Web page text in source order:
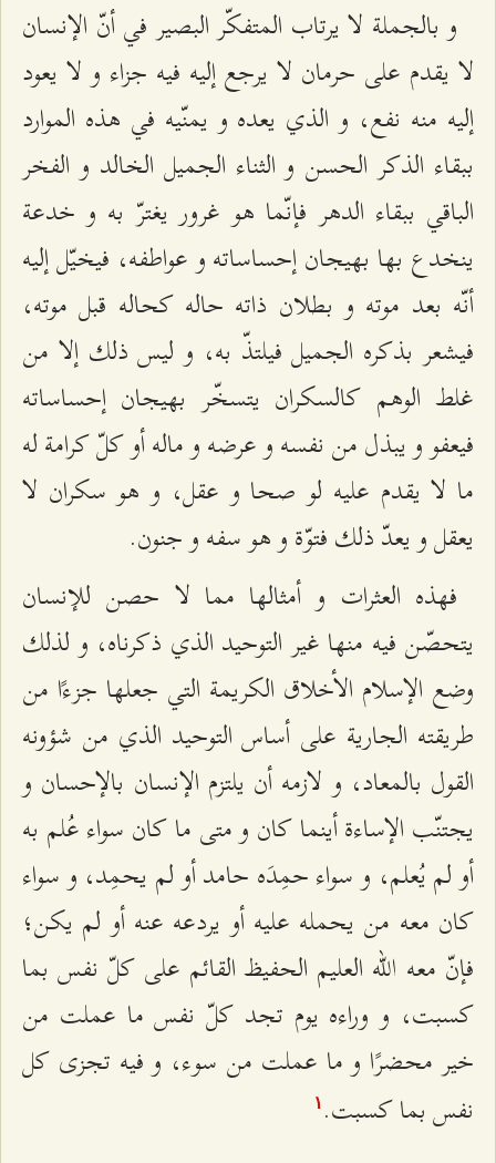
و بالجملة لا يرتاب المتفكّر البصير في أنّ الإنسان
لا يقدم على حرمان لا يرجع إليه فيه جزاء و لا يعود
إليه منه نفع، و الذي يعده و يمنّيه في هذه الموارد
ببقاء الذكر الحسن و الثناء الجميل الخالد و الفخر
الباقي ببقاء الدهر فإنّما هو غرور يغترّ به و خدعة
ينخدع بها بهيجان إحساساته و عواطفه، فيخيّل إليه
أنّه بعد موته و بطلان ذاته حاله كحاله قبل موته،
فيشعر بذكره الجميل فيلتذّ به، و ليس ذلك إلا من
غلط الوهم كالسكران يتسخّر بهيجان إحساساته
فيعفو و يبذل من نفسه و عرضه و ماله أو كلّ كرامة له
ما لا يقدم عليه لو صحا و عقل، و هو سكران لا
يعقل و يعدّ ذلك فتوّة و هو سفه و جنون.
فهذه العثرات و أمثالها مما لا حصن للإنسان
يتحصّن فيه منها غير التوحيد الذي ذكرناه، و لذلك
وضع الإسلام الأخلاق الكريمة التي جعلها جزءًا من
طريقته الجارية على أساس التوحيد الذي من شؤونه
القول بالمعاد، و لازمه أن يلتزم الإنسان بالإحسان و
يجتنّب الإساءة أينما كان و متى ما كان سواء عُلم به
أو لم يُعلم، و سواء حمِدَه حامد أو لم يحمِد، و سواء
كان معه من يحمله عليه أو يردعه عنه أو لم يكن؛
فإنّ معه الله العليم الحفيظ القائم على كلّ نفس بما
كسبت، و وراءه يوم تجد كلّ نفس ما عملت من
خير محضرًا و ما عملت من سوء، و فيه تجزى كل
نفس بما كسبت. ۱